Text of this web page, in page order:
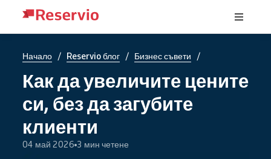
Начало / Reservio блог / Бизнес съвети /
Как да увеличите цените
си, без да загубите
клиенти
04 май 2026 3 мин четене